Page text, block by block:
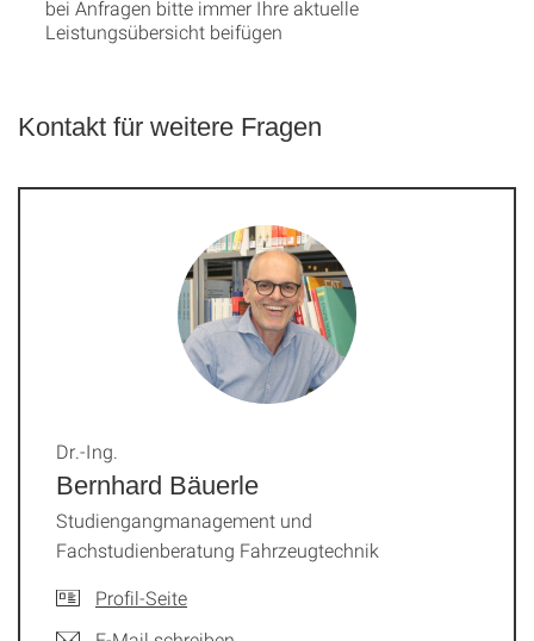
bei Anfragen bitte immer Ihre aktuelle
Leistungsübersicht beifügen
Kontakt für weitere Fragen
Bernhard Bäuerle
Dr.-Ing.
Studiengangmanagement und
Fachstudienberatung Fahrzeugtechnik
Profil-Seite